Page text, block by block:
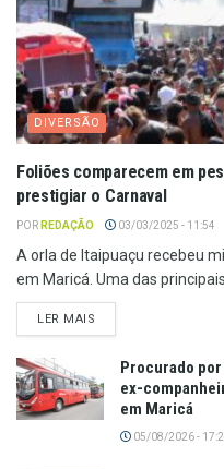
DIVERSÃO
Foliões comparecem em
prestigiar o Carnaval
POR REDAÇÃO 03/03/2025 - 11:54
A orla de Itaipuaçu recebeu
em Maricá. Uma das
LER MAIS
Procurado
ex-
em Maricá
05/08/2026 -